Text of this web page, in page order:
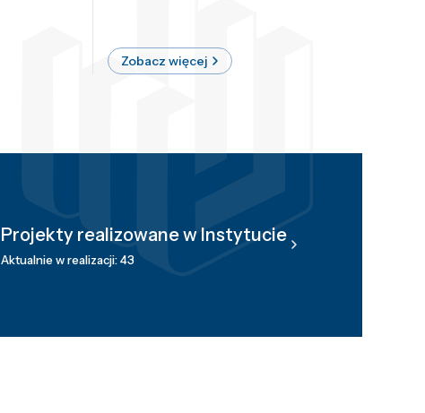
Zobacz więcej
Projekty realizowane w Instytucie
Aktualnie w realizacji: 43